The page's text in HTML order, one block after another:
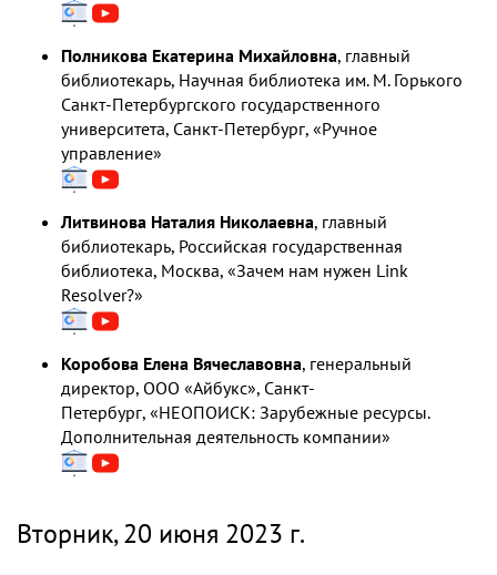
Полникова Екатерина Михайловна, главный
библиотекарь, Научная библиотека им. М. Горького
Санкт-Петербургского государственного
университета, Санкт-Петербург, «Ручное
управление»
Литвинова Наталия Николаевна, главный
библиотекарь, Российская государственная
библиотека, Москва, «Зачем нам нужен Link
Resolver?»
Коробова Елена Вячеславовна, генеральный
директор, ООО «Айбукс», Санкт-
Петербург, «НЕОПОИСК: Зарубежные ресурсы.
Дополнительная деятельность компании»
Вторник, 20 июня 2023 г.